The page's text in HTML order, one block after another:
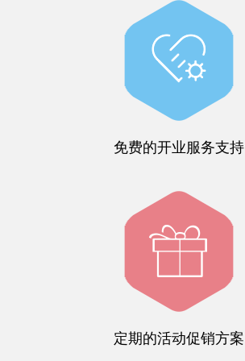
免费的开业服务支持
定期的活动促销方案